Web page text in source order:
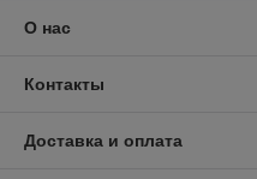
О нас
Контакты
Доставка и оплата